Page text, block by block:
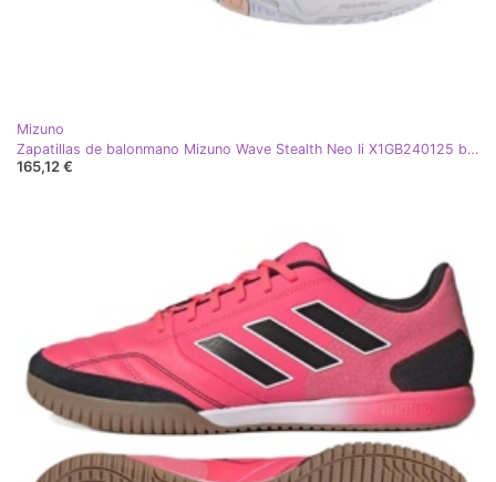
Mizuno
Zapatillas de balonmano Mizuno Wave Stealth Neo Ii X1GB240125 blanco
165,12 €